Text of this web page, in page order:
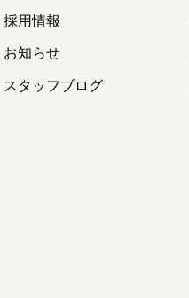
採用情報
お知らせ
スタッフブログ